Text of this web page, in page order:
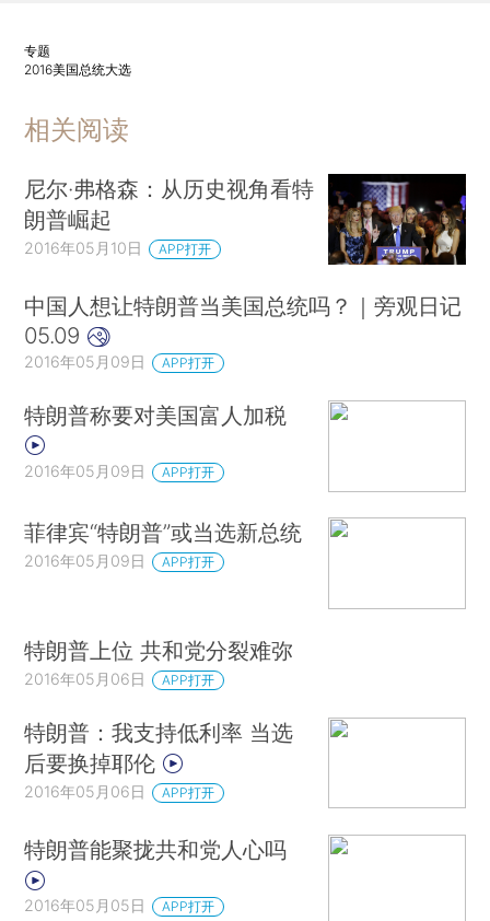
专题
2016美国总统大选
相关阅读
尼尔·弗格森：从历史视角看特
朗普崛起
2016年05月10日 APP打开
中国人想让特朗普当美国总统吗？｜旁观日记
05.09
2016年05月09日 APP打开
特朗普称要对美国富人加税
2016年05月09日 APP打开
菲律宾“特朗普”或当选新总统
2016年05月09日 APP打开
特朗普上位 共和党分裂难弥
2016年05月06日 APP打开
特朗普：我支持低利率 当选
后要换掉耶伦
2016年05月06日 APP打开
特朗普能聚拢共和党人心吗
2016年05月05日 APP打开